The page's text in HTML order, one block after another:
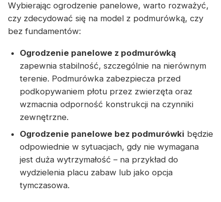
Wybierając ogrodzenie panelowe, warto rozważyć,
czy zdecydować się na model z podmurówką, czy
bez fundamentów:
Ogrodzenie panelowe z podmurówką
zapewnia stabilność, szczególnie na nierównym
terenie. Podmurówka zabezpiecza przed
podkopywaniem płotu przez zwierzęta oraz
wzmacnia odporność konstrukcji na czynniki
zewnętrzne.
Ogrodzenie panelowe bez podmurówki będzie
odpowiednie w sytuacjach, gdy nie wymagana
jest duża wytrzymałość – na przykład do
wydzielenia placu zabaw lub jako opcja
tymczasowa.